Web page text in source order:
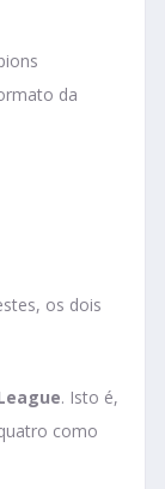
da
os dois
. Isto é,
como